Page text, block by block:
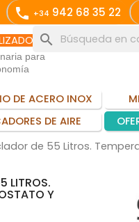
call +34 942 68 35 22
para
search
DE ACERO INOX
DE AIRE
de 55 Litros.
LITROS.
Y